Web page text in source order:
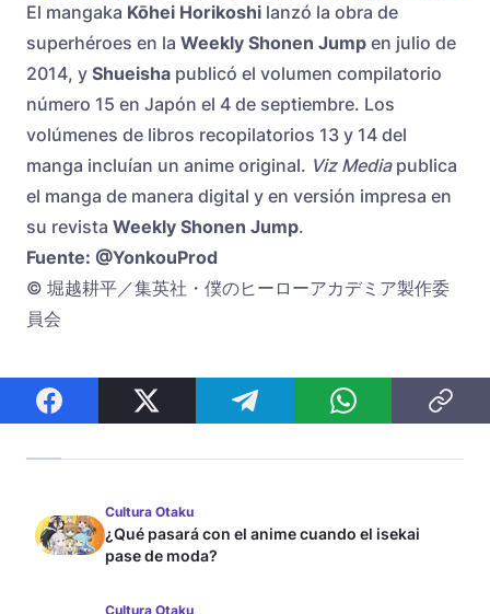
El mangaka Kōhei Horikoshi lanzó la obra de
superhéroes en la Weekly Shonen Jump en julio de
2014, y Shueisha publicó el volumen compilatorio
número 15 en Japón el 4 de septiembre. Los
volúmenes de libros recopilatorios 13 y 14 del
manga incluían un anime original. Viz Mediapublica
el manga de manera digital y en versión impresa en
su revista Weekly Shonen Jump.
Fuente: @YonkouProd
© 堀越耕平／集英社・僕のヒーローアカデミア製作委
員会
Cultura Otaku
¿Qué pasará con el anime cuando el isekai
pase de moda?
Cultura Otaku